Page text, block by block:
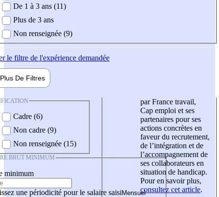
De 1 à 3 ans (11)
Plus de 3 ans
Non renseignée (9)
le filtre de l'expérience demandée
Plus De Filtres
Cadre (6)
Non cadre (9)
Non renseignée (15)
BRUT MINIMUM
minimum
une périodicité pour le salaire saisi
par France travail,
Cap emploi et ses
partenaires pour ses
actions concrètes en
faveur du recrutement,
de l’intégration et de
l’accompagnement de
ses collaborateurs en
situation de handicap.
Pour en savoir plus,
consultez cet article.